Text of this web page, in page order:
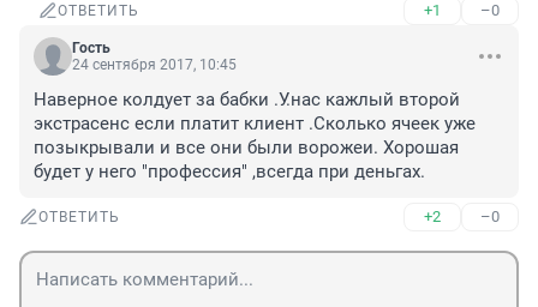
ОТВЕТИТЬ +1 –0
Гость
24 сентября 2017, 10:45
Наверное колдует за бабки .У.нас кажлый второй
экстрасенс если платит клиент .Сколько ячеек уже
позыкрывали и все они были ворожеи. Хорошая
будет у него "профессия" ,всегда при деньгах.
ОТВЕТИТЬ +2 –0